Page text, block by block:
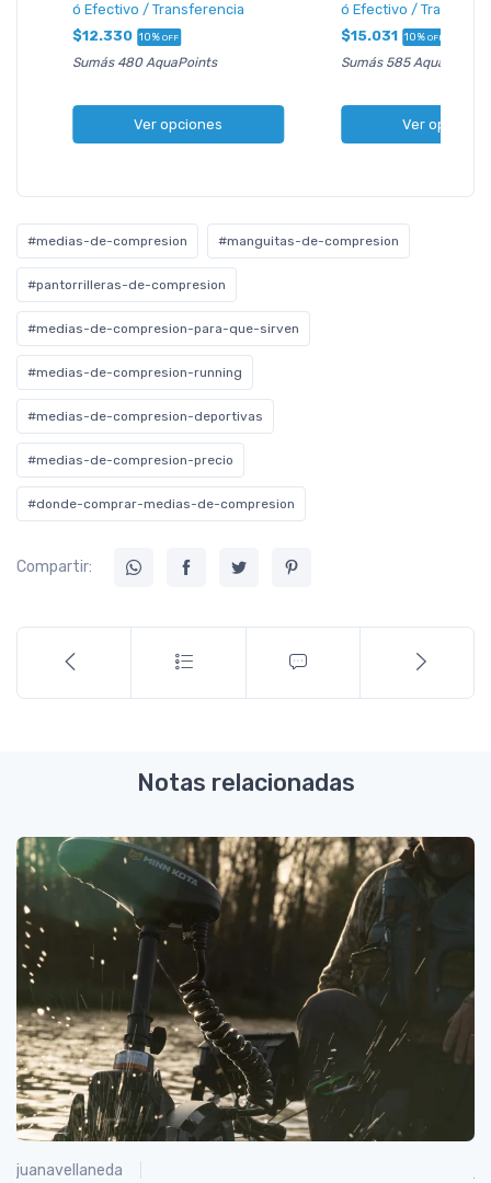
ó Efectivo / Transferencia
$12.330 10% OFF
Sumás 480 AquaPoints
Ver opciones
ó Efectivo /
$15.031 10%OFF
Sumás 585 AquaPoints
Ver opciones
#medias-de-compresion #manguitas-de-compresion
#pantorrilleras-de-compresion
#medias-de-compresion-para-que-sirven
#medias-de-compresion-running
#medias-de-compresion-deportivas
#medias-de-compresion-precio
#donde-comprar-medias-de-compresion
Compartir:
Notas relacionadas
juanavellaneda